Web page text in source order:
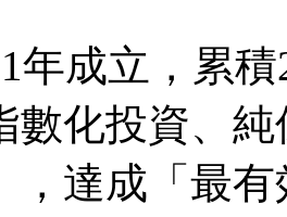
年成立，累
數化投資、
，達成「最